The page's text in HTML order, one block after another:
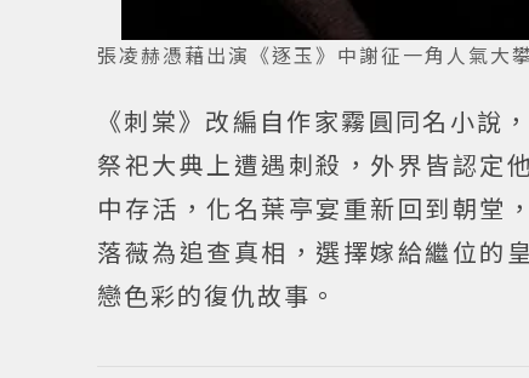
張凌赫憑藉出演《逐玉》中謝征一角人氣
《刺棠》改編自作家霧圓同名小說
祭祀大典上遭遇刺殺，外界皆認定
中存活，化名葉亭宴重新回到朝堂
落薇為追查真相，選擇嫁給繼位的
戀色彩的復仇故事。